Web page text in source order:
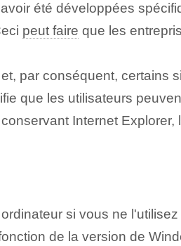
été développées
peut faire ⁣que les
par conséquent, certains
que les utilisateurs
Internet Explorer,
si vous ne
de la version de